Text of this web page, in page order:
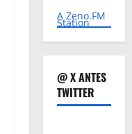
A Zeno.FM
Station
@ X ANTES
TWITTER